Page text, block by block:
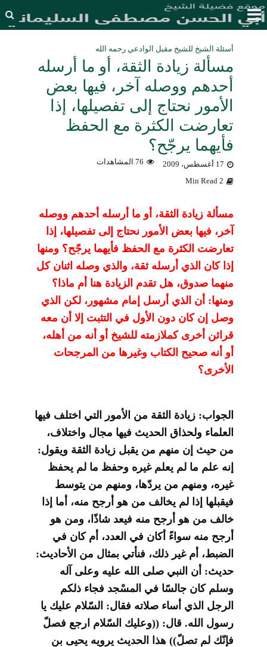
أسئلة الشيخ للشيخ مقبل الوادعي رحمه الله
مسألة زيادة الثقة، أو ما أرسله
أحدهم ووصله آخر، فيها بعض
الأمور نحتاج إلى تفصيلها، إذا
تعارضت الكثرة مع الحفظ
فأيهما يرجّح؟
17 أغسطس، 2009 76 المشاهدات
2 Min Read
مسألة زيادة الثقة، أو ما أرسله أحدهم ووصله
آخر، فيها بعض الأمور نحتاج إلى تفصيلها، إذا
تعارضت الكثرة مع الحفظ فأيهما يرجّح؟ ومنها
إذا كان الذي أرسله ثقة، والذي وصله اثنان كل
منهما صدوق، هل تقدم الزيادة هنا أم ماذا؟
ومنها: أن الذي أرسل إمام مشهور، لكن الذي
وصل إن كان دون الأول في التثبت إلا أن معه
قرائن أخرى كملازمته للشيخ أو أنه من أهله،
أو أنه صحيح الكتاب وغيرها من المرجحات
الأخرى؟
الجواب: زيادة الثقة من الأمور التي اختلف فيها
العلماء ولحذاق الحديث فيها مجال واختلاف،
من حيث إن منهم من يقبل زيادة الثقة ويقول:
إنه علم ما لم يعلم غيره وحفظ ما لم يحفظ
غيره، ومنهم من يردّها، ومنهم من يتوسط
فيقبلها إذا لم يخالف من هو أرجح منه، أما إذا
خالف من هو أرجح منه فيعد شاذًا، ومن هو
أرجح منه سواءً أكان في العدد، أم كان في
الضبط، أم غير ذلك، فنأتي بمثال من الأحاديث:
حديث: أن النبي صلى الله عليه وعلى آله
وسلم كان جالسًا في المسْجد فجاء ذلكم
الرجل الذي أساء صلاته فقال: السّلام عليك يا
رسول الله. قال: ((وعليك السّلام ارجع فصلّ
فإنّك لم تصلّ)) هذا الحديث يرويه يحيى بن